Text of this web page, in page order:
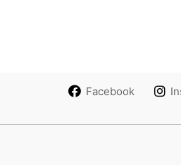
Facebook